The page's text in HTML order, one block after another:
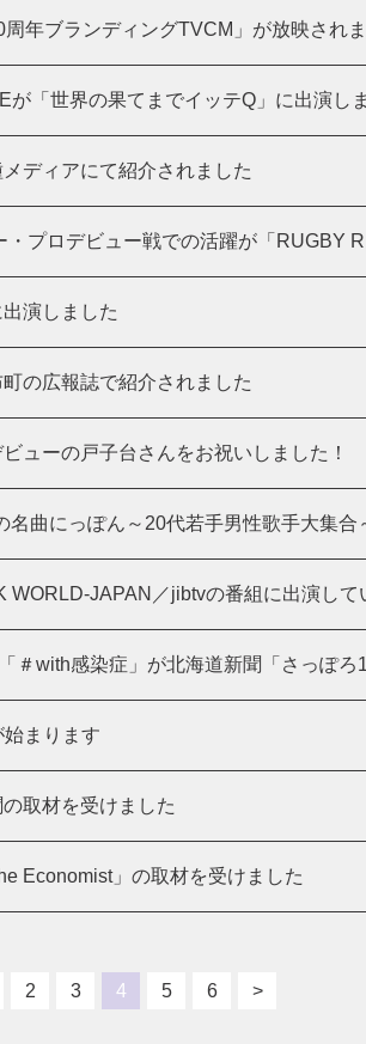
年ブランディングTVCM」が放映され
が「世界の果てまでイッテQ」に出演し
ディアにて紹介されました
プロデビュー戦での活躍が「RUGBY
演しました
の広報誌で紹介されました
ューの戸子台さんをお祝いしました！
曲にっぽん～20代若手男性歌手大集合
WORLD-JAPAN／jibtvの番組に出演して
＃with感染症」が北海道新聞「さっぽ
まります
取材を受けました
Economist」の取材を受けました
2 3 4 5 6 >